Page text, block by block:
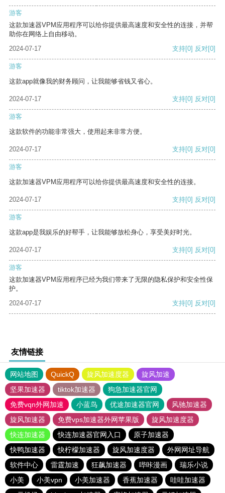
游客
这款加速器VPM应用程序可以给你提供最高速度和安全性的连接，并帮
助你在网络上自由移动。
2024-07-17
支持[0] 反对[0]
游客
这款app就像我的财务顾问，让我能够省钱又省心。
2024-07-17 支持[0] 反对[0]
游客
这款软件的功能非常强大，使用起来非常方便。
2024-07-17 支持[0] 反对[0]
游客
这款加速器VPM应用程序可以给你提供最高速度和安全性的连接。
2024-07-17 支持[0] 反对[0]
游客
这款app是我娱乐的好帮手，让我能够放松身心，享受美好时光。
2024-07-17 支持[0] 反对[0]
游客
这款加速器VPM应用程序已经为我们带来了无限的隐私保护和安全性保
护。
2024-07-17
支持[0] 反对[0]
友情链接
网站地图 QuickQ 旋风加速度器
旋风加速
坚果加速器
tiktok加速器
狗急加速器官网
免费vqn外网加速
小蓝鸟 优途加速器官网
风驰加速器
旋风加速器
免费vps加速器外网苹果版
旋风加速度器
快连加速器
快连加速器官网入口
原子加速器
快鸭加速器
快柠檬加速器 旋风加速度器
外网网址导航
软件中心
雷霆加速 狂飙加速器 哔咔漫画
瑞乐小说
小美
小美vpn 小美加速器 香蕉加速器
哇哇加速器